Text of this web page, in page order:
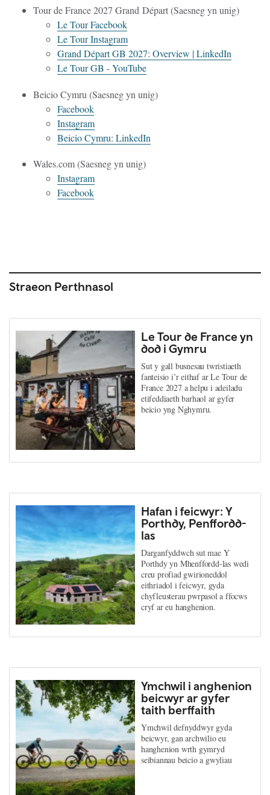
Tour de France 2027 Grand Départ (Saesneg yn unig)
Le Tour Facebook
Le Tour Instagram
Grand Départ GB 2027: Overview | LinkedIn
Le Tour GB - YouTube
Beicio Cymru (Saesneg yn unig)
Facebook
Instagram
Beicio Cymru: LinkedIn
Wales.com (Saesneg yn unig)
Instagram
Facebook
Straeon Perthnasol
Le Tour de France yn
dod i Gymru
Sut y gall busnesau twristiaeth
fanteisio i’r eithaf ar Le Tour de
France 2027 a helpu i adeiladu
etifeddiaeth barhaol ar gyfer
beicio yng Nghymru.
Hafan i feicwyr: Y
Porthdy, Penffordd-
las
Darganfyddwch sut mae Y
Porthdy yn Mhenffordd-las wedi
creu profiad gwirioneddol
eithriadol i feicwyr, gyda
chyfleusterau pwrpasol a ffocws
cryf ar eu hanghenion.
Ymchwil i anghenion
beicwyr ar gyfer
taith berffaith
Ymchwil defnyddwyr gyda
beicwyr, gan archwilio eu
hanghenion wrth gymryd
seibiannau beicio a gwyliau